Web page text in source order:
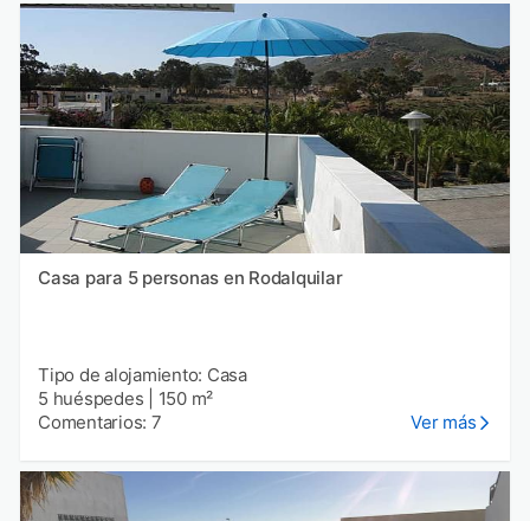
Casa para 5 personas en Rodalquilar
Tipo de alojamiento: Casa
5 huéspedes
150 m²
Comentarios: 7
Ver más